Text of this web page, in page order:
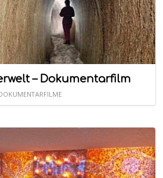
– Dokumentarfilm